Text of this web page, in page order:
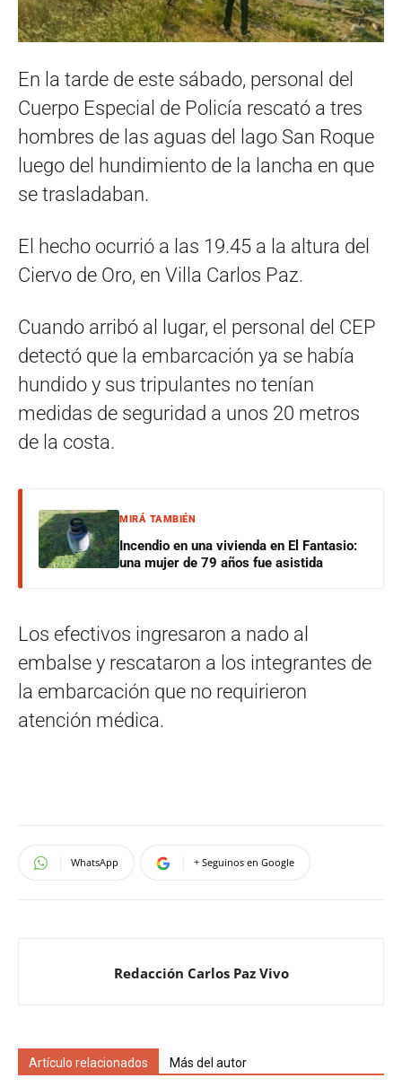
En la tarde de este sábado, personal del
Cuerpo Especial de Policía rescató a tres
hombres de las aguas del lago San Roque
luego del hundimiento de la lancha en que
se trasladaban.
El hecho ocurrió a las 19.45 a la altura del
Ciervo de Oro, en Villa Carlos Paz.
Cuando arribó al lugar, el personal del CEP
detectó que la embarcación ya se había
hundido y sus tripulantes no tenían
medidas de seguridad a unos 20 metros
de la costa.
MIRÁ TAMBIÉN
Incendio en una vivienda en El Fantasio:
una mujer de 79 años fue asistida
Los efectivos ingresaron a nado al
embalse y rescataron a los integrantes de
la embarcación que no requirieron
atención médica.
WhatsApp + Seguinos en Google
Redacción Carlos Paz Vivo
Artículo relacionados Más del autor